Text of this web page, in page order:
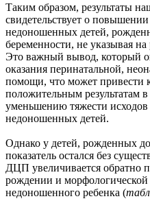
Таким образом, результаты
свидетельствует о
недоношенных детей,
беременности, не указывая
Это важный вывод, который
оказания перинатальной,
помощи, что может привести
положительным результатам
уменьшению тяжести
недоношенных детей.
Однако у детей, рожденных
показатель остался без
ДЦП увеличивается обратно
рождении и морфологической
недоношенного ребенка (